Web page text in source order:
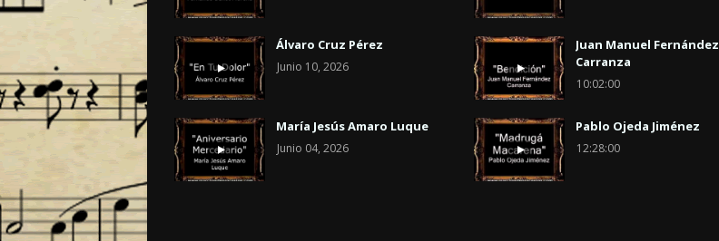
Álvaro Cruz Pérez
Junio 10, 2026
María Jesús Amaro Luque
Junio 04, 2026
Juan Manuel Fernández
Carranza
10:02:00
Pablo Ojeda Jiménez
12:28:00